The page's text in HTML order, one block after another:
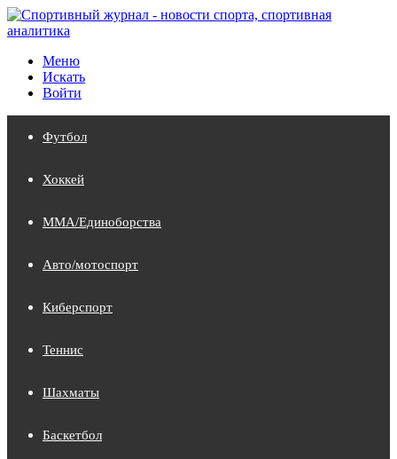
Меню
Искать
Войти
Футбол
Хоккей
MMA/Единоборства
Авто/мотоспорт
Киберспорт
Теннис
Шахматы
Баскетбол